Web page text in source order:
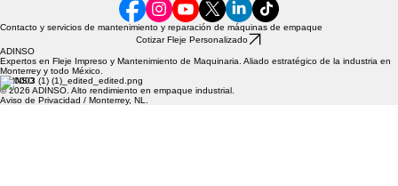
Contacto y servicios de mantenimiento y reparación de máquinas de empaque
Cotizar Fleje Personalizado
ADINSO
Expertos en Fleje Impreso y Mantenimiento de Maquinaria. Aliado estratégico de la industria en
Monterrey y todo México.
ADINSO
© 2026 ADINSO. Alto rendimiento en empaque industrial.
Aviso de Privacidad / Monterrey, NL.